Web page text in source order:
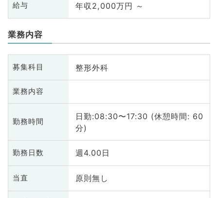
給与 年収2,000万円 ～
業務内容
募集科目 整形外科
業務内容
勤務時間
日勤:08:30〜17:30 (休憩時間: 60
分)
勤務日数 週4.00日
当直 原則無し